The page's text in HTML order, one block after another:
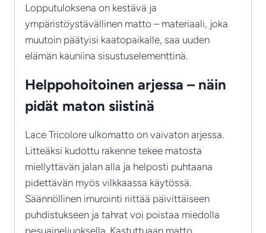
Lopputuloksena on kestävä ja
ympäristöystävällinen matto – materiaali, joka
muutoin päätyisi kaatopaikalle, saa uuden
elämän kauniina sisustuselementtinä.
Helppohoitoinen arjessa – näin
pidät maton siistinä
Lace Tricolore ulkomatto on vaivaton arjessa.
Litteäksi kudottu rakenne tekee matosta
miellyttävän jalan alla ja helposti puhtaana
pidettävän myös vilkkaassa käytössä.
Säännöllinen imurointi riittää päivittäiseen
puhdistukseen ja tahrat voi poistaa miedolla